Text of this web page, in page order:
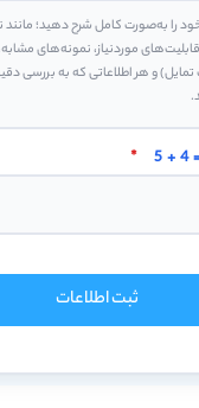
5 + 4
*
ثبت اطلاعات